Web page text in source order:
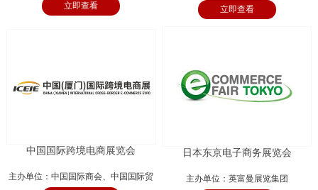
览有限公司
立即查看
立即查看
中国国际跨境电商展览会
主办单位：中国国际商会、中国国际贸
日本东京电子商务展览会
主办单位：英富曼展览集团